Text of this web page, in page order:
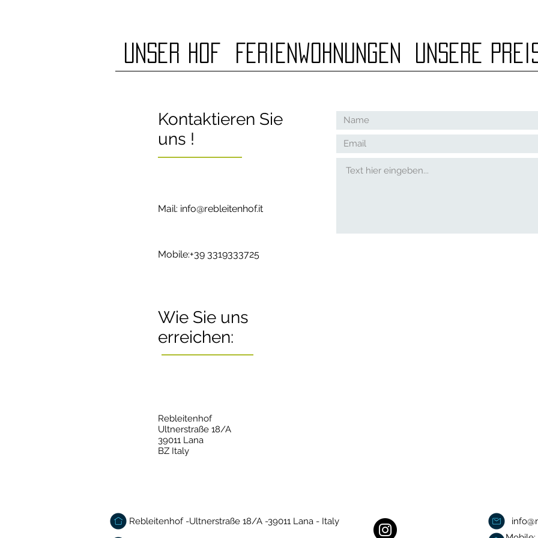
Unser Hof Ferienwohnungen Unsere
Kontaktieren Sie
uns !
Mail: info@rebleitenhof.it
Mobile:+39 3319333725
Wie Sie uns
erreichen:
Rebleitenhof
Ultnerstraße 18/A
39011 Lana
BZ Italy
Rebleitenhof -Ultnerstraße 18/A -39011 Lana - Italy